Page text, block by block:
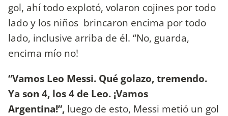
gol, ahí todo explotó, volaron cojines por todo
lado y los niños brincaron encima por todo
lado, inclusive arriba de él. “No, guarda,
encima mío no!
“Vamos Leo Messi. Qué golazo, tremendo.
Ya son 4, los 4 de Leo. ¡Vamos
Argentina!”, luego de esto, Messi metió un gol